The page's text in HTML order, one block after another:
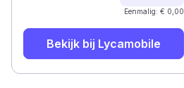
Eenmalig: € 0,00
Bekijk bij Lycamobile